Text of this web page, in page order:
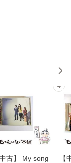
中古】 My song
4
【